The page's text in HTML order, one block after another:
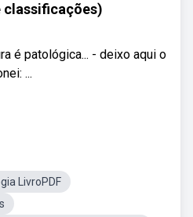
classificações)
é patológica... - deixo aqui o
...
LivroPDF